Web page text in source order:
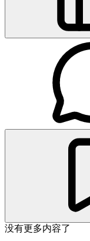
没有更多内容了